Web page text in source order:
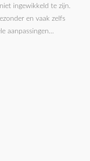
ingewikkeld te zijn.
en vaak zelfs
aanpassingen…